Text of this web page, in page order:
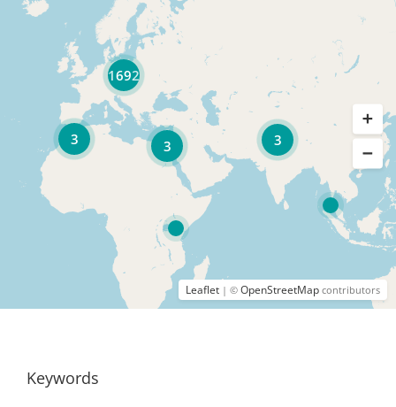
3
3
3
1692
Leaflet | © OpenStreetMap contributors
Keywords